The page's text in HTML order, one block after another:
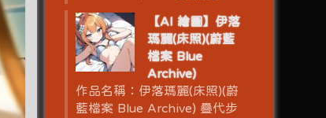
【AI 繪圖】伊落
瑪麗(床照)(蔚藍
檔案 Blue
Archive)
作品名稱：伊落瑪麗(床照)(蔚
藍檔案 Blue Archive) 疊代步